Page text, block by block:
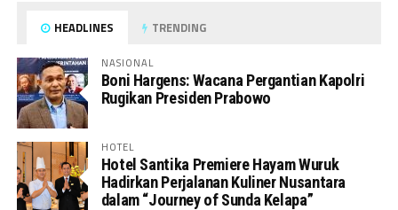
HEADLINES TRENDING
NASIONAL
Boni Hargens: Wacana Pergantian Kapolri
Rugikan Presiden Prabowo
HOTEL
Hotel Santika Premiere Hayam Wuruk
Hadirkan Perjalanan Kuliner Nusantara
dalam “Journey of Sunda Kelapa”